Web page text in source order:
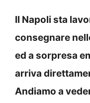
Il Napoli sta
consegnare
ed a sorpresa
arriva
Andiamo a